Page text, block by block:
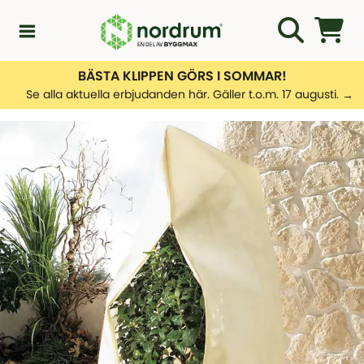
Kampanjer
Kundservice
SORTIMENT
Översikt - Kundservice
Kontakta oss
Leveransinformation
Hantera returer
Uterumsguiden
Uterum
SORTIMENT
Växthus
BÄSTA KLIPPEN GÖRS I SOMMAR!
Se alla aktuella erbjudanden här. Gäller t.o.m. 17 augusti.